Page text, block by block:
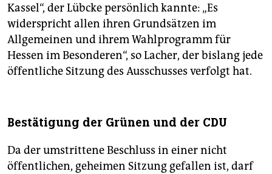
Kassel“, der Lübcke persönlich kannte: „Es
widerspricht allen ihren Grundsätzen im
Allgemeinen und ihrem Wahlprogramm für
Hessen im Besonderen“, so Lacher, der bislang jede
öffentliche Sitzung des Ausschusses verfolgt hat.
Bestätigung der Grünen und der CDU
Da der umstrittene Beschluss in einer nicht
öffentlichen, geheimen Sitzung gefallen ist, darf